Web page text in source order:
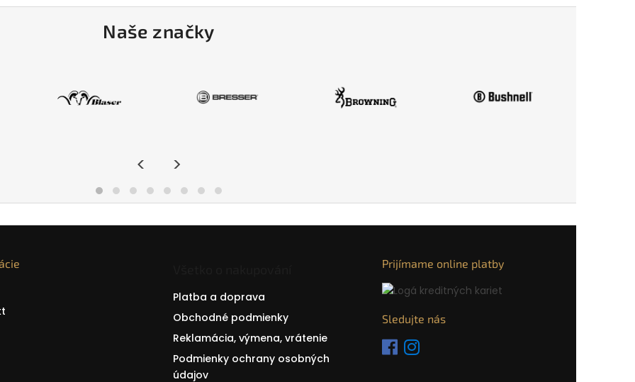
Naše značky
< >
Platba a doprava
Obchodné podmienky
Reklamácia, výmena, vrátenie
Podmienky ochrany osobných
údajov
Prijímame online platby
Sledujte nás